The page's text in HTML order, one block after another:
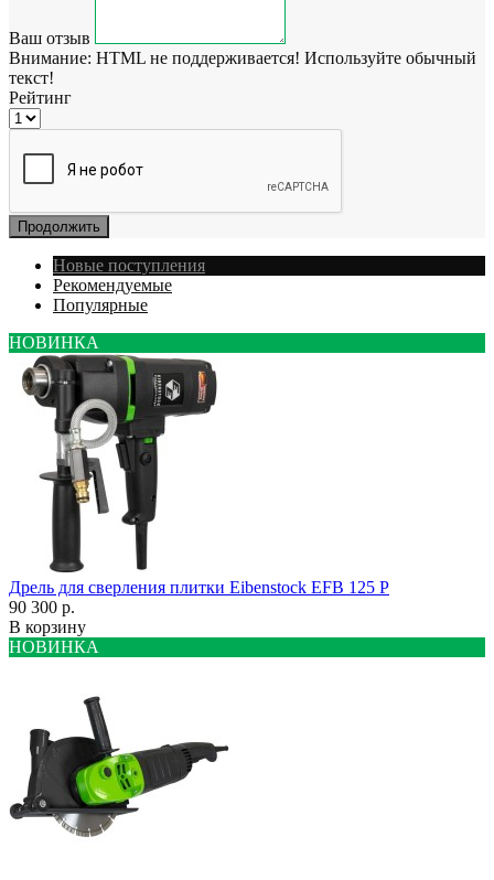
Ваш отзыв
Внимание: HTML не поддерживается! Используйте обычный
текст!
Рейтинг
Продолжить
Новые поступления
Рекомендуемые
Популярные
НОВИНКА
Дрель для сверления плитки Eibenstock EFB 125 P
90 300 р.
В корзину
НОВИНКА